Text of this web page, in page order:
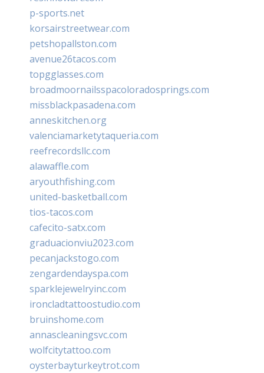
p-sports.net
korsairstreetwear.com
petshopallston.com
avenue26tacos.com
topgglasses.com
broadmoornailsspacoloradosprings.com
missblackpasadena.com
anneskitchen.org
valenciamarketytaqueria.com
reefrecordsllc.com
alawaffle.com
aryouthfishing.com
united-basketball.com
tios-tacos.com
cafecito-satx.com
graduacionviu2023.com
pecanjackstogo.com
zengardendayspa.com
sparklejewelryinc.com
ironcladtattoostudio.com
bruinshome.com
annascleaningsvc.com
wolfcitytattoo.com
oysterbayturkeytrot.com